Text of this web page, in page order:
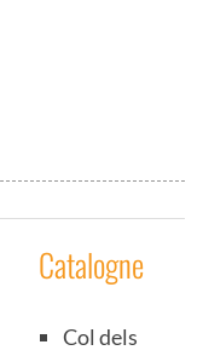
Catalogne
Col dels